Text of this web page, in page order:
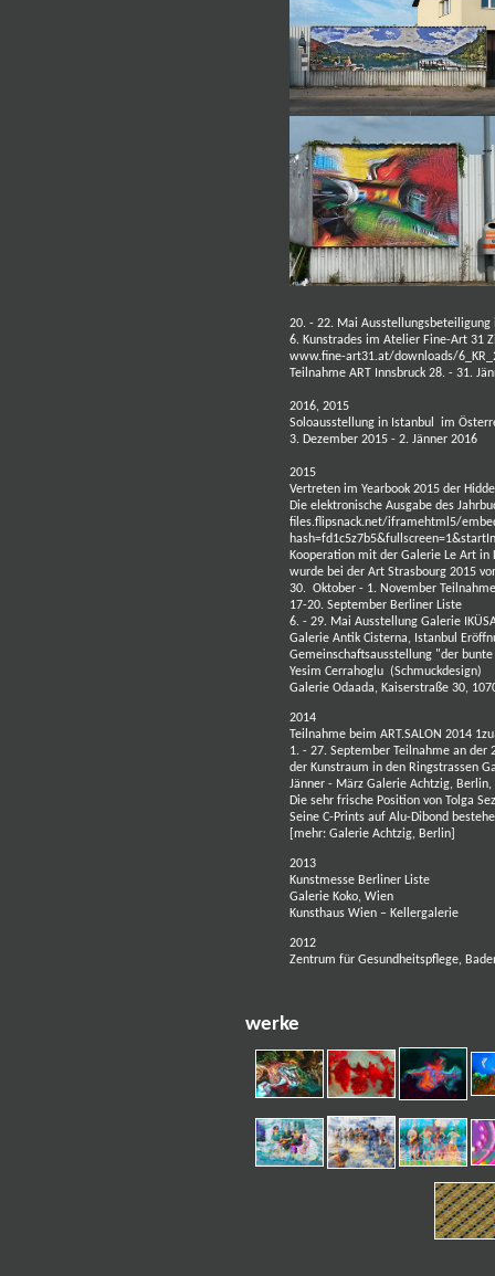
20. - 22. Mai Ausstellungsbeteiligung
6. Kunstrades im Atelier Fine-Art 31
www.fine-art31.at/downloads/
Teilnahme ART Innsbruck 28. - 31.
2016, 2015
Soloausstellung in Istanbul im
3. Dezember 2015 - 2. Jänner 2016
2015
Vertreten im Yearbook 2015 der
Die elektronische Ausgabe des
files.flipsnack.net/iframehtml5/
Kooperation mit der Galerie Le Art in
wurde bei der Art Strasbourg 2015
30. Oktober - 1. November Teilnahme
17-20. September Berliner Liste
6. - 29. Mai Ausstellung Galerie
Galerie Antik Cisterna, Istanbul
Gemeinschaftsausstellung "der
Yesim Cerrahoglu (Schmuckdesign)
Galerie Odaada, Kaiserstraße 30,
2014
Teilnahme beim ART.SALON 2014
1. - 27. September Teilnahme an der
der Kunstraum in den Ringstrassen
Jänner - März Galerie Achtzig, Berlin,
Die sehr frische Position von Tolga
Seine C-Prints auf Alu-Dibond
mehr: Galerie Achtzig, Berlin
2013
Kunstmesse Berliner Liste
Galerie Koko, Wien
Kunsthaus Wien – Kellergalerie
2012
Zentrum für Gesundheitspflege,
werke